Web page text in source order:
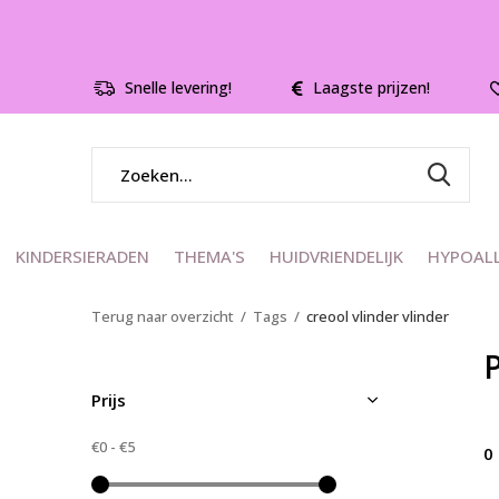
KINDERSIERADEN THEMA'S HUIDVRIENDELIJK
Snelle levering! Laagste prijzen!
Terug naar overzicht Tags creool vlinder vlinder
0
Prijs
€0 - €5